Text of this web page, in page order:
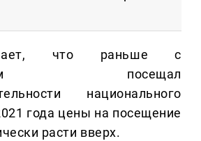
что раньше с
посещал
национального
года цены на посещение
расти вверх.